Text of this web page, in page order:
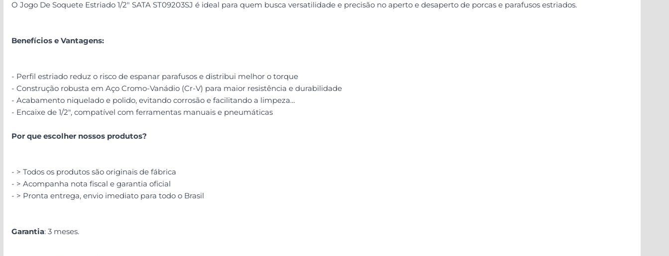
O Jogo De Soquete Estriado 1/2" SATA ST09203SJ é ideal para quem busca versatilidade e precisão no aperto e desaperto de porcas e parafusos estriados.
Benefícios e Vantagens:
- Perfil estriado reduz o risco de espanar parafusos e distribui melhor o torque
- Construção robusta em Aço Cromo-Vanádio (Cr-V) para maior resistência e durabilidade
- Acabamento niquelado e polido, evitando corrosão e facilitando a limpeza
- Encaixe de 1/2", compatível com ferramentas manuais e pneumáticas
Por que escolher nossos produtos?
- > Todos os produtos são originais de fábrica
- > Acompanha nota fiscal e garantia oficial
- > Pronta entrega, envio imediato para todo o Brasil
Garantia: 3 meses.